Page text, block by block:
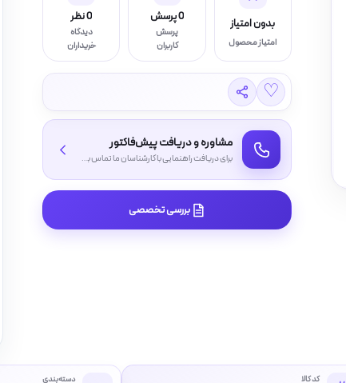
بدون امتیاز
امتیاز محصول
0 پرسش
پرسش
کاربران
0 نظر
دیدگاه
خریداران
♡
مشاوره و دریافت پیش‌فاکتور
برای دریافت راهنمایی با کارشناسان ما تماس بگیرید
بررسی تخصصی
کد کالا دسته‌بندی